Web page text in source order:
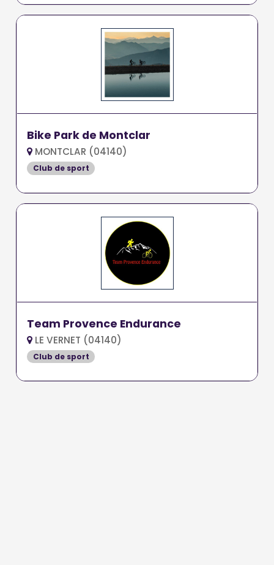
Bike Park de Montclar
MONTCLAR (04140)
Club de sport
Team Provence Endurance
LE VERNET (04140)
Club de sport